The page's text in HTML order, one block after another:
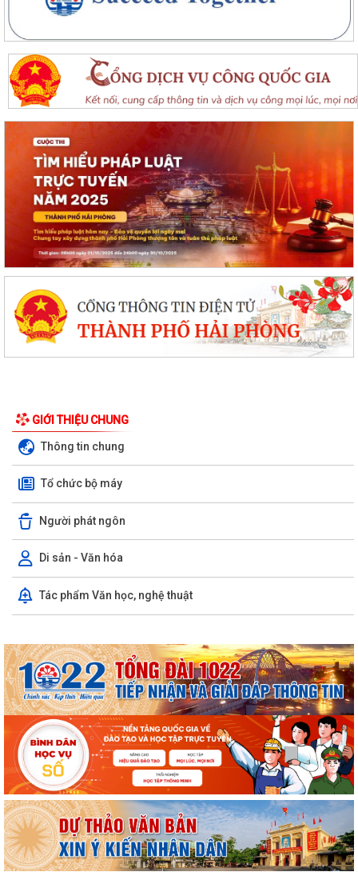
GIỚI THIỆU CHUNG
Thông tin chung
Tổ chức bộ máy
Người phát ngôn
Di sản - Văn hóa
Tác phẩm Văn học, nghệ thuật